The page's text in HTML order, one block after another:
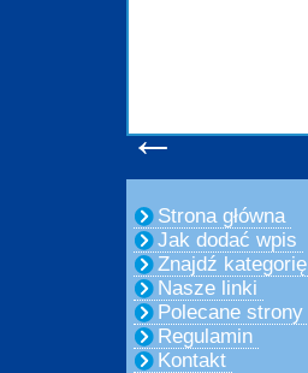
←
Strona główna
Jak dodać wpis
Znajdź kategorię
Nasze linki
Polecane strony
Regulamin
Kontakt